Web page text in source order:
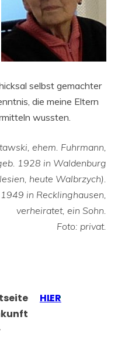
selbst gemachter
die meine Eltern
wussten.
ehem. Fuhrmann,
1928 in Waldenburg
heute Walbrzych).
in Recklinghausen,
verheiratet, ein Sohn.
Foto: privat.
HIER
.